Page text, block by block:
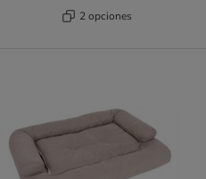
2 opciones